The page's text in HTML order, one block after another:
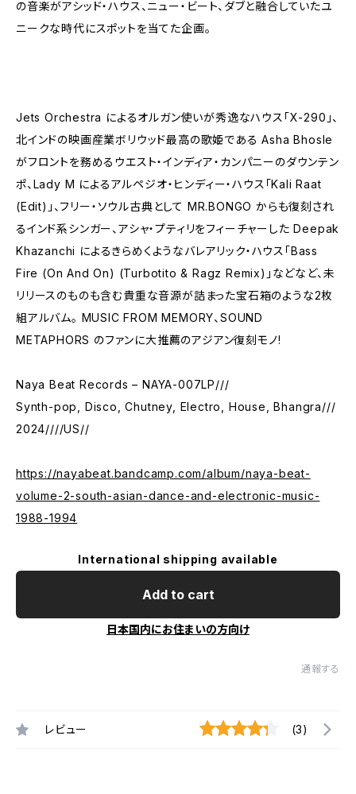
の音楽がアシッド・ハウス、ニュー・ビート、ダブと融合していたユ
ニークな時代にスポットを当てた企画。
Jets Orchestra によるオルガン使いが秀逸なハウス「X-290」、
北インドの映画産業ボリウッド最高の歌姫である Asha Bhosle
がフロントを務めるウエスト・インディア・カンパニーのダウンテン
ポ、Lady M によるアルペジオ・ヒンディー・ハウス「Kali Raat
(Edit)」、フリー・ソウル古典として MR.BONGO からも復刻され
るインド系シンガー、アシャ・プティリをフィーチャーした Deepak
Khazanchi によるきらめくようなバレアリック・ハウス「Bass
Fire (On And On) (Turbotito & Ragz Remix)」などなど、未
リリースのものも含む貴重な音源が詰まった宝石箱のような2枚
組アルバム。 MUSIC FROM MEMORY、SOUND
METAPHORS のファンに大推薦のアジアン復刻モノ!
Naya Beat Records – NAYA-007LP///
Synth-pop, Disco, Chutney, Electro, House, Bhangra///
2024////US//
https://nayabeat.bandcamp.com/album/naya-beat-
volume-2-south-asian-dance-and-electronic-music-
1988-1994
International shipping available
Add to cart
日本国内にお住まいの方向け
通報する
レビュー (3)